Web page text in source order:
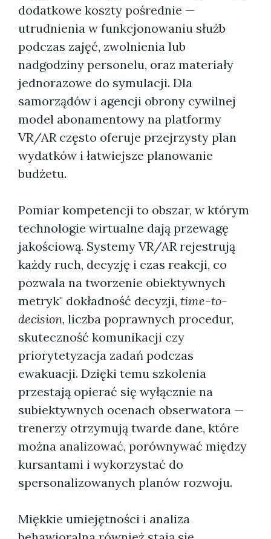
dodatkowe koszty pośrednie —
utrudnienia w funkcjonowaniu służb
podczas zajęć, zwolnienia lub
nadgodziny personelu, oraz materiały
jednorazowe do symulacji. Dla
samorządów i agencji obrony cywilnej
model abonamentowy na platformy
VR/AR często oferuje przejrzysty plan
wydatków i łatwiejsze planowanie
budżetu.
Pomiar kompetencji to obszar, w którym
technologie wirtualne dają przewagę
jakościową. Systemy VR/AR rejestrują
każdy ruch, decyzję i czas reakcji, co
pozwala na tworzenie obiektywnych
metryk" dokładność decyzji, time-to-
decision, liczba poprawnych procedur,
skuteczność komunikacji czy
priorytetyzacja zadań podczas
ewakuacji. Dzięki temu szkolenia
przestają opierać się wyłącznie na
subiektywnych ocenach obserwatora —
trenerzy otrzymują twarde dane, które
można analizować, porównywać między
kursantami i wykorzystać do
spersonalizowanych planów rozwoju.
Miękkie umiejętności i analiza